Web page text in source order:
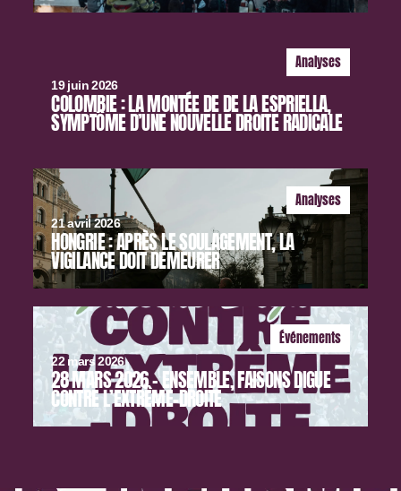
Analyses
19 juin 2026
COLOMBIE : LA MONTÉE DE DE LA ESPRIELLA,
SYMPTÔME D’UNE NOUVELLE DROITE RADICALE
Analyses
21 avril 2026
HONGRIE : APRÈS LE SOULAGEMENT, LA
VIGILANCE DOIT DEMEURER
Événements
22 mars 2026
28 MARS 2026 – ENSEMBLE, FAISONS DIGUE
CONTRE L’EXTRÊME-DROITE